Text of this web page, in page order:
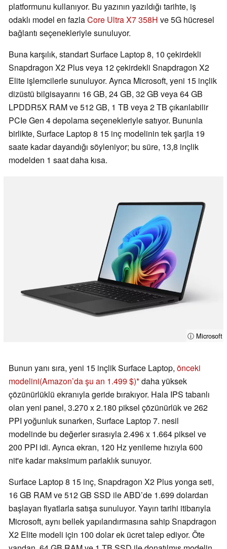
platformunu kullanıyor. Bu yazının yazıldığı tarihte, iş
odaklı model en fazlaCore Ultra X7 358H ve 5G hücresel
bağlantı seçenekleriyle sunuluyor.
Buna karşılık, standart Surface Laptop 8, 10 çekirdekli
Snapdragon X2 Plus veya 12 çekirdekli Snapdragon X2
Elite işlemcilerle sunuluyor. Ayrıca Microsoft, yeni 15 inçlik
dizüstü bilgisayarını 16 GB, 24 GB, 32 GB veya 64 GB
LPDDR5X RAM ve 512 GB, 1 TB veya 2 TB çıkarılabilir
PCIe Gen 4 depolama seçenekleriyle satıyor. Bununla
birlikte, Surface Laptop 8 15 inç modelinin tek şarjla 19
saate kadar dayandığı söyleniyor; bu süre, 13,8 inçlik
modelden 1 saat daha kısa.
ⓘ Microsoft
Bunun yanı sıra, yeni 15 inçlik Surface Laptop, önceki
modelini(Amazon’da şu an 1.499 $) daha yüksek
çözünürlüklü ekranıyla geride bırakıyor. Hala IPS tabanlı
olan yeni panel, 3.270 x 2.180 piksel çözünürlük ve 262
PPI yoğunluk sunarken, Surface Laptop 7. nesil
modelinde bu değerler sırasıyla 2.496 x 1.664 piksel ve
200 PPI idi. Ayrıca ekran, 120 Hz yenileme hızıyla 600
nit'e kadar maksimum parlaklık sunuyor.
Surface Laptop 8 15 inç, Snapdragon X2 Plus yonga seti,
16 GB RAM ve 512 GB SSD ile ABD’de 1.699 dolardan
başlayan fiyatlarla satışa sunuluyor. Yayın tarihi itibarıyla
Microsoft, aynı bellek yapılandırmasına sahip Snapdragon
X2 Elite modeli için 100 dolar ek ücret talep ediyor. Öte